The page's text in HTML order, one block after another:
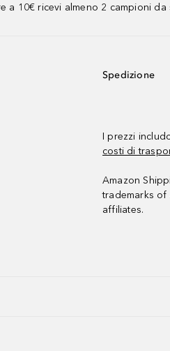
a 10€ ricevi almeno 2 campioni
Spedizione
I prezzi
costi di
Amazon
trademarks of
affiliates.